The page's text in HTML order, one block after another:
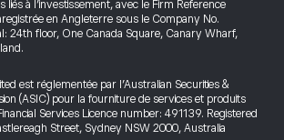
liés à l’investissement, avec le Firm Reference
en Angleterre sous le Company No.
24th floor, One Canada Square, Canary Wharf,
est réglementée par l’Australian Securities &
(ASIC) pour la fourniture de services et produits
Services Licence number: 491139. Registered
Street, Sydney NSW 2000, Australia